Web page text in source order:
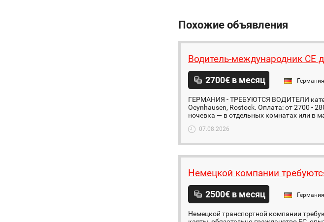
Похожие объявления
Водитель-международник СЕ
2700€ в месяц Германия
ГЕРМАНИЯ - ТРЕБУЮТСЯ ВОДИТЕЛИ
Oeynhausen, Rostock. Оплата: от 2700 -
ночевка — в отдельных комнатах или в
07.08.2026
Немецкой компании
2500€ в месяц Германия
Немецкой транспортной компании